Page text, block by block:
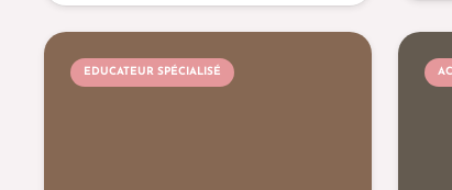
EDUCATEUR SPÉCIALISÉ